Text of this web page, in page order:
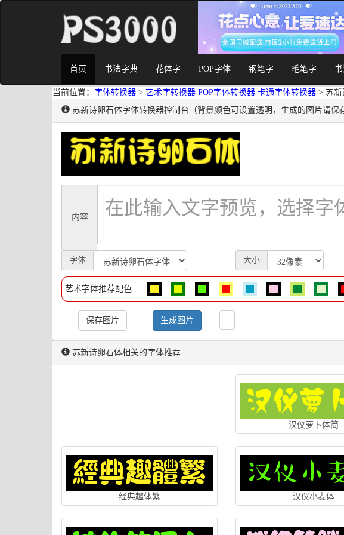
首页 书法字典 花体字 POP字体 钢笔字 毛笔字
当前位置： 字体转换器 > 艺术字转换器 POP字体转换器 卡通字体转换器 > 苏
苏新诗卵石体字体转换器控制台（背景颜色可设置透明，生成的图片请保
内容
字体 大小
艺术字体推荐配色
保存图片 生成图片
苏新诗卵石体相关的字体推荐
汉仪萝卜体简
经典趣体繁 汉仪小麦体